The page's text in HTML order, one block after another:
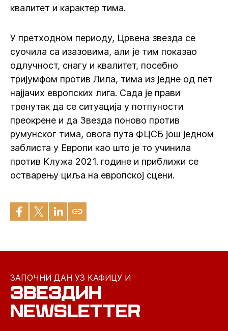
квалитет и карактер тима.
У претходном периоду, Црвена звезда се
суочила са изазовима, али је тим показао
одлучност, снагу и квалитет, посебно
тријумфом против Лила, тима из једне од пет
најјачих европских лига. Сада је прави
тренутак да се ситуација у потпуности
преокрене и да Звезда поново против
румунског тима, овога пута ФЦСБ још једном
заблиста у Европи као што је то учинила
против Клужа 2021. године и приближи се
остварењу циља на европској сцени.
ЗАПОЧНИ ДАН УЗ КАФИЦУ И
ЗВЕЗДИН
NEWSLETTER